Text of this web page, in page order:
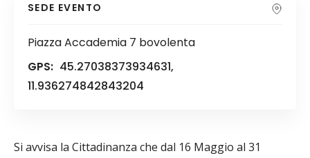
SEDE EVENTO
Piazza Accademia 7 bovolenta
GPS: 45.27038373934631,
11.936274842843204
Si avvisa la Cittadinanza che dal 16 Maggio al 31